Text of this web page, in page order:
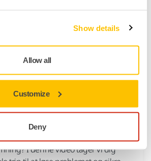
Show details
Allow all
Customize
Deny
STØVSUGERE, FEJLFINDING PÅ EN NY
I denne video tager vi dig